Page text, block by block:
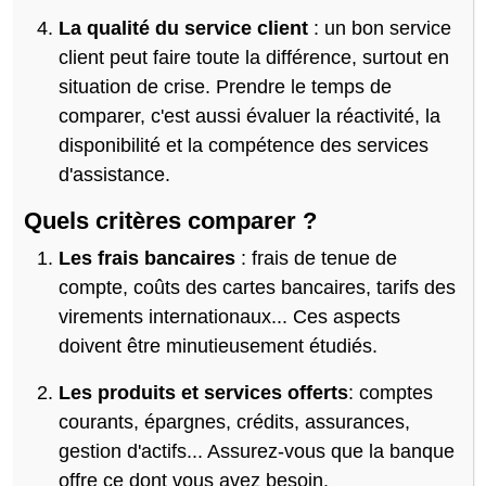
La qualité du service client : un bon service
client peut faire toute la différence, surtout en
situation de crise. Prendre le temps de
comparer, c'est aussi évaluer la réactivité, la
disponibilité et la compétence des services
d'assistance.
Quels critères comparer ?
Les frais bancaires : frais de tenue de
compte, coûts des cartes bancaires, tarifs des
virements internationaux... Ces aspects
doivent être minutieusement étudiés.
Les produits et services offerts: comptes
courants, épargnes, crédits, assurances,
gestion d'actifs... Assurez-vous que la banque
offre ce dont vous avez besoin.